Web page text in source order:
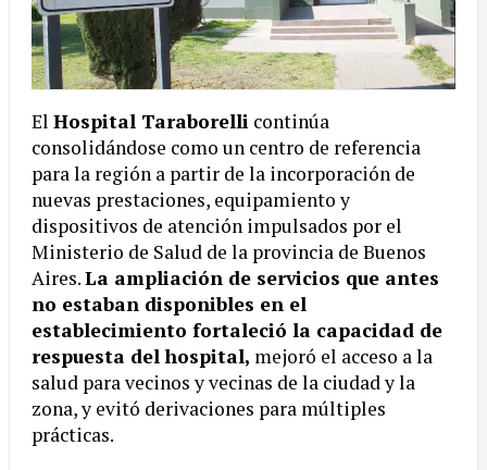
El Hospital Taraborelli continúa
consolidándose como un centro de referencia
para la región a partir de la incorporación de
nuevas prestaciones, equipamiento y
dispositivos de atención impulsados por el
Ministerio de Salud de la provincia de Buenos
Aires.La ampliación de servicios que antes
no estaban disponibles en el
establecimiento fortaleció la capacidad de
respuesta del hospital, mejoró el acceso a la
salud para vecinos y vecinas de la ciudad y la
zona, y evitó derivaciones para múltiples
prácticas.